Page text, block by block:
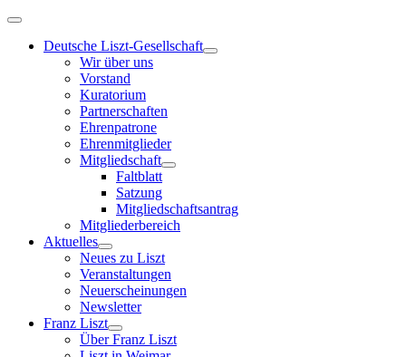
Deutsche Liszt-Gesellschaft
Wir über uns
Vorstand
Kuratorium
Partnerschaften
Ehrenpatrone
Ehrenmitglieder
Mitgliedschaft
Faltblatt
Satzung
Mitgliedschaftsantrag
Mitgliederbereich
Aktuelles
Neues zu Liszt
Veranstaltungen
Neuerscheinungen
Newsletter
Franz Liszt
Über Franz Liszt